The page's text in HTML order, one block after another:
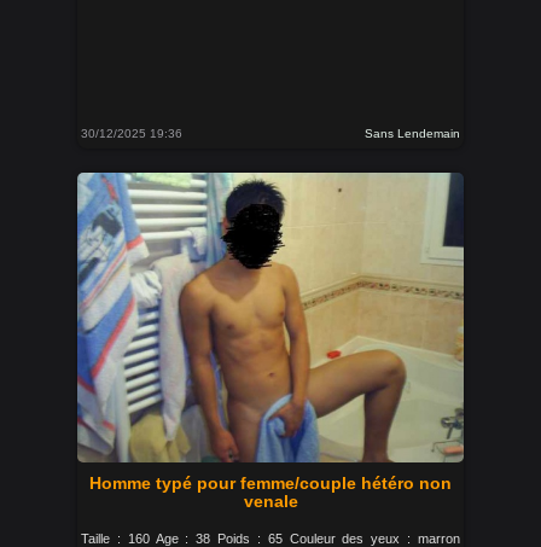
30/12/2025 19:36 Sans Lendemain
Homme typé pour femme/couple hétéro non
venale
Taille : 160 Age : 38 Poids : 65 Couleur des yeux : marron